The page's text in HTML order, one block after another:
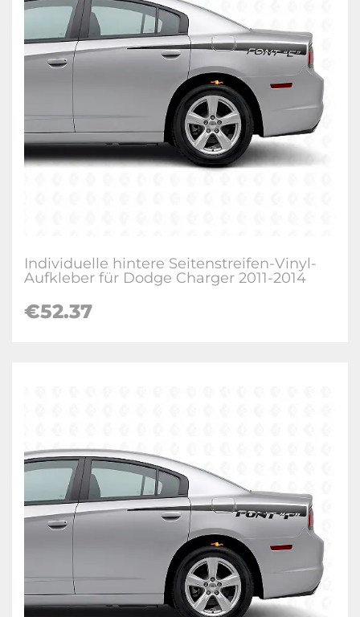
Individuelle hintere Seitenstreifen-Vinyl-
Aufkleber für Dodge Charger 2011-2014
€52.37